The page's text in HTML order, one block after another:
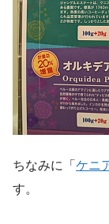
ちなみに「 ケニ
す。